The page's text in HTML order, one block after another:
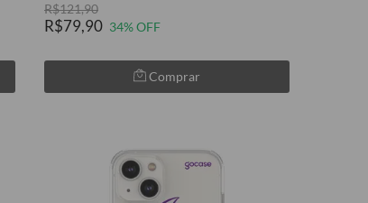
R$121,90
R$79,90 34% OFF
Comprar